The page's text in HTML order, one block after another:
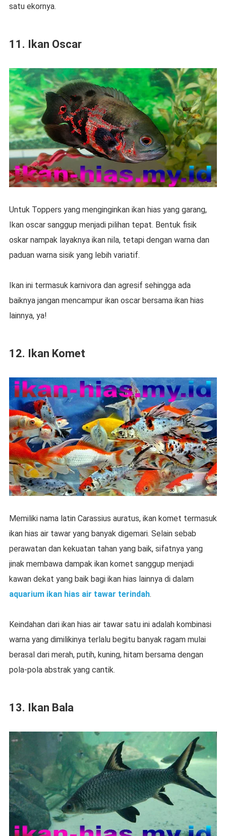
satu ekornya.
11. Ikan Oscar
Untuk Toppers yang menginginkan ikan hias yang garang,
Ikan oscar sanggup menjadi pilihan tepat. Bentuk fisik
oskar nampak layaknya ikan nila, tetapi dengan warna dan
paduan warna sisik yang lebih variatif.
Ikan ini termasuk karnivora dan agresif sehingga ada
baiknya jangan mencampur ikan oscar bersama ikan hias
lainnya, ya!
12. Ikan Komet
Memiliki nama latin Carassius auratus, ikan komet termasuk
ikan hias air tawar yang banyak digemari. Selain sebab
perawatan dan kekuatan tahan yang baik, sifatnya yang
jinak membawa dampak ikan komet sanggup menjadi
kawan dekat yang baik bagi ikan hias lainnya di dalam
aquarium ikan hias air tawar terindah.
Keindahan dari ikan hias air tawar satu ini adalah kombinasi
warna yang dimilikinya terlalu begitu banyak ragam mulai
berasal dari merah, putih, kuning, hitam bersama dengan
pola-pola abstrak yang cantik.
13. Ikan Bala